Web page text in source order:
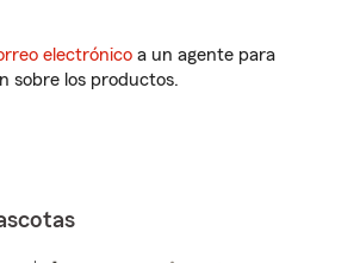
electrónico a un agente para
sobre los productos.